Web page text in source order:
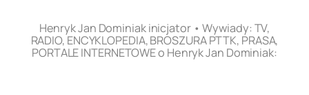
Henryk Jan Dominiak inicjator • Wywiady: TV,
RADIO, ENCYKLOPEDIA, BROSZURA PTTK, PRASA,
PORTALE INTERNETOWE o Henryk Jan Dominiak: